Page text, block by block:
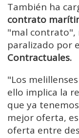
También ha
contrato
"mal contrato",
paralizado por
Contractuales.
"Los
ello implica la
que ya
mejor oferta,
oferta entre